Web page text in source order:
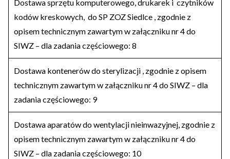
Dostawa sprzętu komputerowego, drukarek i czytników
kodów kreskowych, do SP ZOZ Siedlce , zgodnie z
opisem technicznym zawartym w załączniku nr 4 do
SIWZ – dla zadania częściowego: 8
Dostawa kontenerów do sterylizacji , zgodnie z opisem
technicznym zawartym w załączniku nr 4 do SIWZ – dla
zadania częściowego: 9
Dostawa aparatów do wentylacji nieinwazyjnej, zgodnie z
opisem technicznym zawartym w załączniku nr 4 do
SIWZ – dla zadania częściowego: 10